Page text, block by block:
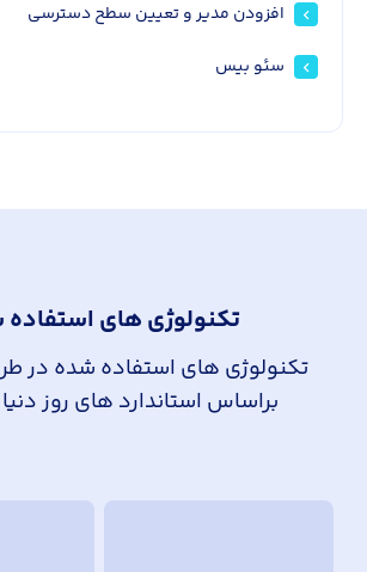
افزودن مدیر و تعیین سطح دسترسی
سئو بیس
تکنولوژی های
تکنولوژی های استفاده شده در
براساس استاندارد های روز